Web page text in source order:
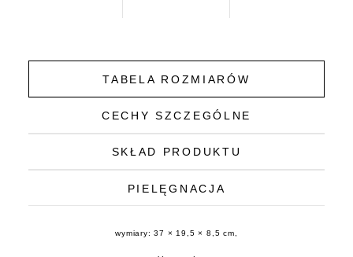
TABELA ROZMIARÓW
CECHY SZCZEGÓLNE
SKŁAD PRODUKTU
PIELĘGNACJA
wymiary: 37 × 19,5 × 8,5 cm,